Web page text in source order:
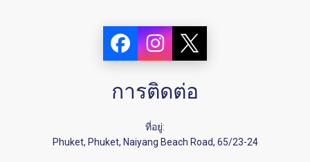
การติดต่อ
ที่อยู่:
Phuket, Phuket, Naiyang Beach Road, 65/23-24